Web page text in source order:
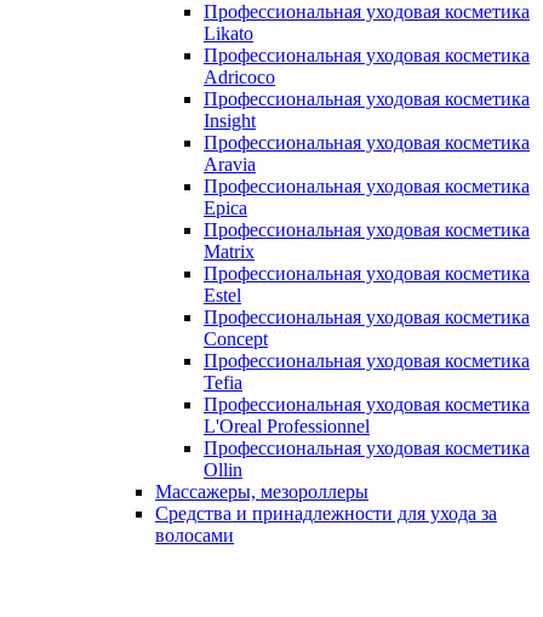
Профессиональная уходовая косметика
Likato
Профессиональная уходовая косметика
Adricoco
Профессиональная уходовая косметика
Insight
Профессиональная уходовая косметика
Aravia
Профессиональная уходовая косметика
Epica
Профессиональная уходовая косметика
Matrix
Профессиональная уходовая косметика
Estel
Профессиональная уходовая косметика
Concept
Профессиональная уходовая косметика
Tefia
Профессиональная уходовая косметика
L'Oreal Professionnel
Профессиональная уходовая косметика
Ollin
Массажеры, мезороллеры
Средства и принадлежности для ухода за
волосами